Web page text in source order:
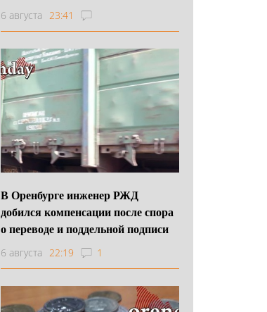
6 августа 23:41
В Оренбурге инженер РЖД
добился компенсации после спора
о переводе и поддельной подписи
6 августа 22:19 1